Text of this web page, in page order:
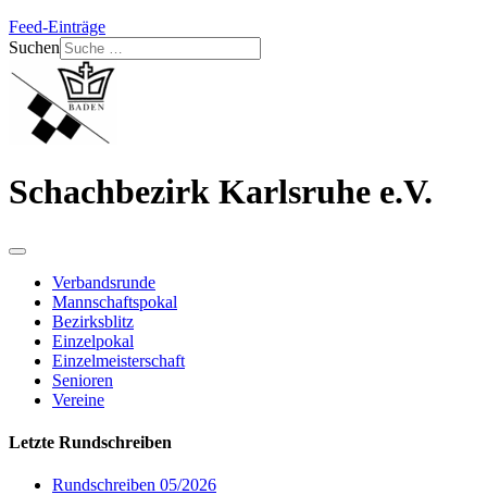
Feed-Einträge
Suchen
Schachbezirk Karlsruhe e.V.
Verbandsrunde
Mannschaftspokal
Bezirksblitz
Einzelpokal
Einzelmeisterschaft
Senioren
Vereine
Letzte Rundschreiben
Rundschreiben 05/2026